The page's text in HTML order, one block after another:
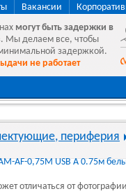
Вакансии
могут быть задержки в
Мы делаем все, чтобы
задержкой.
не работает
периферия
отличаться от фотографии